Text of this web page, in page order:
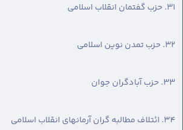
٣١. حزب گفتمان انقلاب اسلامی
٣٢. حزب تمدن نوین اسلامی
٣٣. حزب آبادگران جوان
٣٤. ائتلاف مطالبه گران آرمانهای انقلاب اسلامی